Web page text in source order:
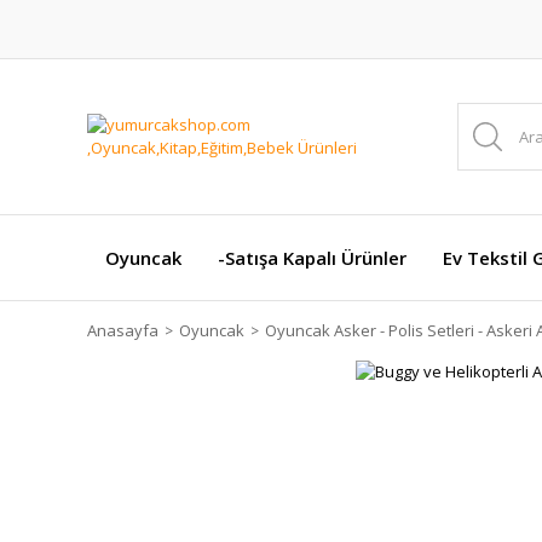
Oyuncak -Satışa Kapalı Ürünler Ev Tekstil
Anasayfa Oyuncak Oyuncak Asker - Polis Setleri - Askeri